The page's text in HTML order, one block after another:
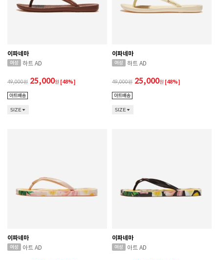
이파네마
하트 AD
49,000 25,000원 [48%]
SIZE
이파네마
하트 AD
49,000 25,000원 [48%]
SIZE
이파네마
아트 AD
이파네마
아트 AD